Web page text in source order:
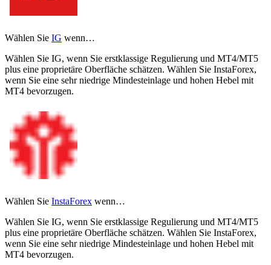
Wählen Sie IG wenn…
Wählen Sie IG, wenn Sie erstklassige Regulierung und MT4/MT5
plus eine proprietäre Oberfläche schätzen. Wählen Sie InstaForex,
wenn Sie eine sehr niedrige Mindesteinlage und hohen Hebel mit
MT4 bevorzugen.
Wählen Sie InstaForex wenn…
Wählen Sie IG, wenn Sie erstklassige Regulierung und MT4/MT5
plus eine proprietäre Oberfläche schätzen. Wählen Sie InstaForex,
wenn Sie eine sehr niedrige Mindesteinlage und hohen Hebel mit
MT4 bevorzugen.